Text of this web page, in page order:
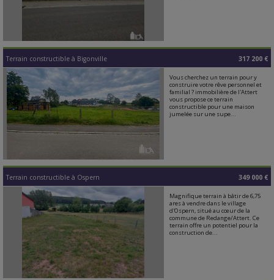
Terrain constructible à Bigonville 317 200 €
Vous cherchez un terrain pour y
construire votre rêve personnel et
familial ? immobilière de l'Attert
vous propose ce terrain
constructible pour une maison
jumelée sur une supe...
Terrain constructible à Ospern 349 000 €
Magnifique terrain à bâtir de 6,75
ares à vendre dans le village
d'Ospern, situé au cœur de la
commune de Redange/Attert. Ce
terrain offre un potentiel pour la
construction de...